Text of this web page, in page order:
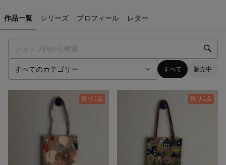
作品一覧 シリーズ プロフィール レター
すべて 販売中
残り1点 残り1点